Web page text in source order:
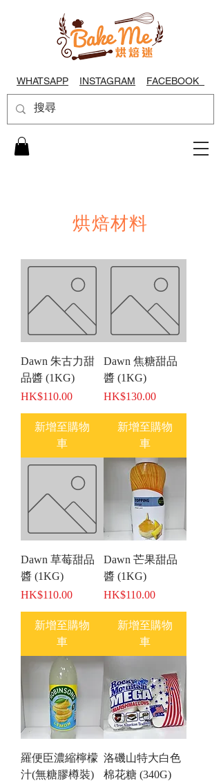
WHATSAPP INSTAGRAM FACEBOOK
烘焙材料
Dawn 朱古力甜
品醬 (1KG)
價格
HK$110.00
新增至購物
車
Dawn 焦糖甜品
醬 (1KG)
價格
HK$130.00
新增至購物
車
Dawn 草莓甜品
醬 (1KG)
價格
HK$110.00
新增至購物
車
Dawn 芒果甜品
醬 (1KG)
價格
HK$110.00
新增至購物
車
羅便臣濃縮檸檬
汁(無糖膠樽裝)
洛磯山特大白色
棉花糖 (340G)